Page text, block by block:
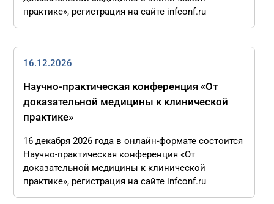
практике», регистрация на сайте infconf.ru
16.12.2026
Научно-практическая конференция «От
доказательной медицины к клинической
практике»
16 декабря 2026 года в онлайн-формате состоится
Научно-практическая конференция «От
доказательной медицины к клинической
практике», регистрация на сайте infconf.ru